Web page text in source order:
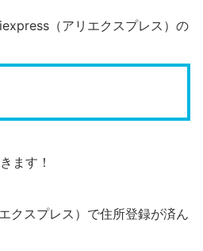
（アリエクスプレス）の
ます！
クスプレス）で住所登録が済ん